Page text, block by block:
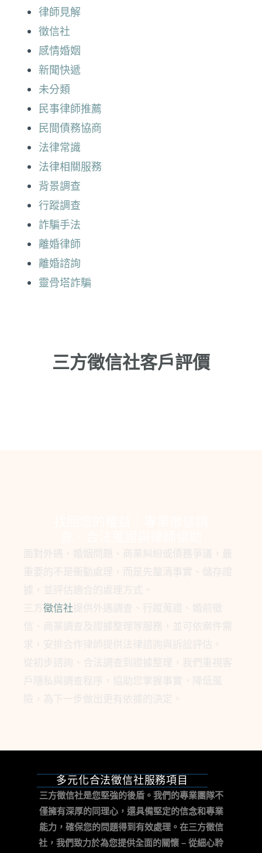
律師見解
徵信社
感情婚姻
新聞快遞
未分類
民事律師推薦
民間債務協商
法律常識
法律相關服務
背景調查
行蹤調查
詐騙手法
離婚律師
離婚諮詢
靈骨塔詐騙
三方徵信社客戶評價
面對外遇、婚姻問題、商業糾紛或債務爭議，最
重要的不是衝動處理，而是先釐清事實、儲存證
據，並評估適合的處理方式。
三方徵信社提供外遇調查、行蹤蒐證、婚前徵
信、商業調查及證據整理等服務，並可依案件需
求，安排合作律師提供法律諮詢與訴訟評估。
從初步諮詢、合法調查到證據整理，我們重視客
戶隱私與調查程序，協助您掌握事實、降低風
險，為下一步做出更有依據的決定。
多元化合法徵信社服務項目
三方徵信社是您堅強的後盾。我們的專業團隊不
僅擁有深厚的同理心，還具備堅定的信念和專業
能力，確保您的問題得到有效處理。 在三方徵信
社，我們致力於為您提供全面的關懷 – 從細心聆